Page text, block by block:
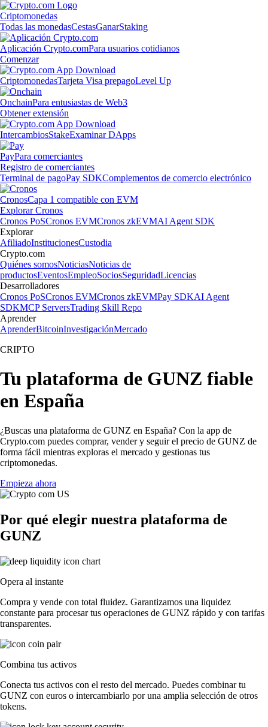
Criptomonedas
Todas las monedasCestasGanarStaking
Aplicación Crypto.comPara usuarios cotidianos
Comenzar
CriptomonedasTarjeta Visa prepagoLevel Up
OnchainPara entusiastas de Web3
Obtener extensión
IntercambiosStakeExaminar DApps
PayPara comerciantes
Registro de comerciantes
Terminal de pagoPay SDKComplementos de comercio electrónico
CronosCapa 1 compatible con EVM
Explorar Cronos
Cronos PoSCronos EVMCronos zkEVMAI Agent SDK
Explorar
AfiliadoInstitucionesCustodia
Crypto.com
Quiénes somosNoticiasNoticias de
productosEventosEmpleoSociosSeguridadLicencias
Desarrolladores
Cronos PoSCronos EVMCronos zkEVMPay SDKAI Agent
SDKMCP ServersTrading Skill Repo
Aprender
AprenderBitcoinInvestigaciónMercado
CRIPTO
Tu plataforma de GUNZ fiable
en España
¿Buscas una plataforma de GUNZ en España? Con la app de
Crypto.com puedes comprar, vender y seguir el precio de GUNZ de
forma fácil mientras exploras el mercado y gestionas tus
criptomonedas.
Empieza ahora
Por qué elegir nuestra plataforma de
GUNZ
Opera al instante
Compra y vende con total fluidez. Garantizamos una liquidez
constante para procesar tus operaciones de GUNZ rápido y con tarifas
transparentes.
Combina tus activos
Conecta tus activos con el resto del mercado. Puedes combinar tu
GUNZ con euros o intercambiarlo por una amplia selección de otros
tokens.